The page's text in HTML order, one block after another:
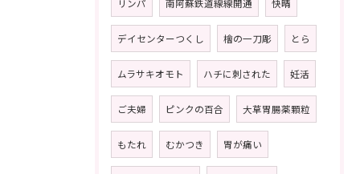
リンパ 南阿蘇鉄道線線開通 快晴
デイセンターつくし 檜の一刀彫 とら
ムラサキオモト ハチに刺された 妊活
ご夫婦 ピンクの百合 大草胃腸薬顆粒
もたれ むかつき 胃が痛い